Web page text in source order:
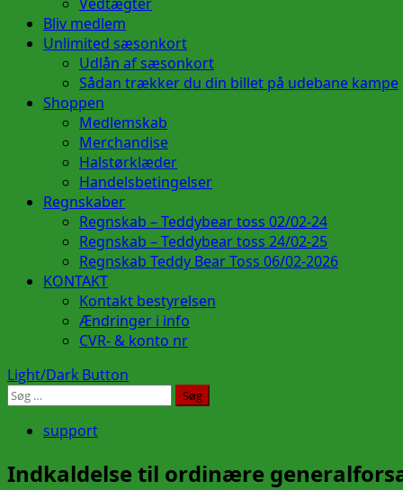
Bliv medlem
Unlimited sæsonkort
Udlån af sæsonkort
Sådan trækker du din billet på udebane kampe
Shoppen
Medlemskab
Merchandise
Halstørklæder
Handelsbetingelser
Regnskaber
Regnskab – Teddybear toss 02/02-24
Regnskab – Teddybear toss 24/02-25
Regnskab Teddy Bear Toss 06/02-2026
KONTAKT
Kontakt bestyrelsen
Ændringer i info
CVR- & konto nr
Light/Dark Button
Søg
support
Indkaldelse til ordinære